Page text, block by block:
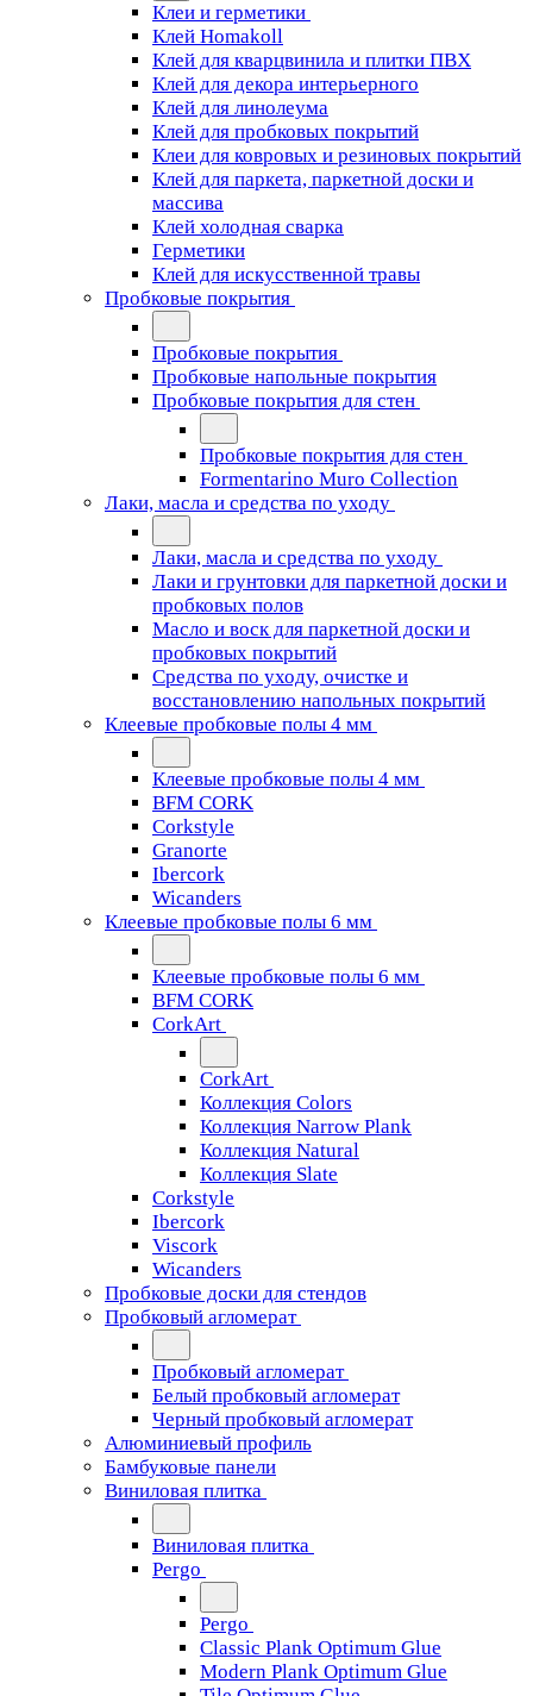
Клеи и герметики
Клей Homakoll
Клей для кварцвинила и плитки ПВХ
Клей для декора интерьерного
Клей для линолеума
Клей для пробковых покрытий
Клеи для ковровых и резиновых покрытий
Клей для паркета, паркетной доски и
массива
Клей холодная сварка
Герметики
Клей для искусственной травы
Пробковые покрытия
Пробковые покрытия
Пробковые напольные покрытия
Пробковые покрытия для стен
Пробковые покрытия для стен
Formentarino Muro Collection
Лаки, масла и средства по уходу
Лаки, масла и средства по уходу
Лаки и грунтовки для паркетной доски и
пробковых полов
Масло и воск для паркетной доски и
пробковых покрытий
Средства по уходу, очистке и
восстановлению напольных покрытий
Клеевые пробковые полы 4 мм
Клеевые пробковые полы 4 мм
BFM CORK
Corkstyle
Granorte
Ibercork
Wicanders
Клеевые пробковые полы 6 мм
Клеевые пробковые полы 6 мм
BFM CORK
CorkArt
CorkArt
Коллекция Colors
Коллекция Narrow Plank
Коллекция Natural
Коллекция Slate
Corkstyle
Ibercork
Viscork
Wicanders
Пробковые доски для стендов
Пробковый агломерат
Пробковый агломерат
Белый пробковый агломерат
Черный пробковый агломерат
Алюминиевый профиль
Бамбуковые панели
Виниловая плитка
Виниловая плитка
Pergo
Pergo
Classic Plank Optimum Glue
Modern Plank Optimum Glue